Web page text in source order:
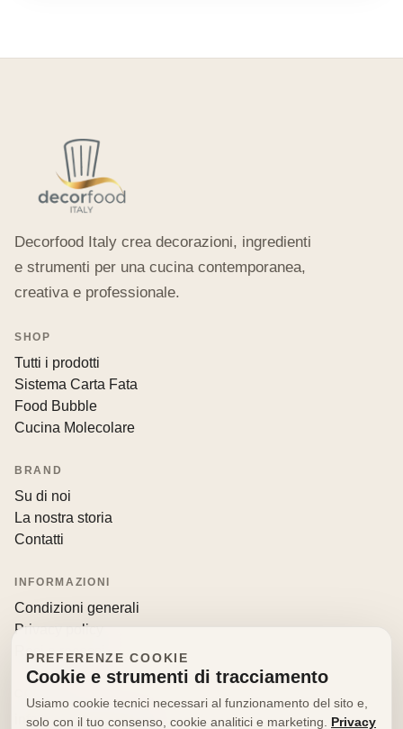
Decorfood Italy crea decorazioni, ingredienti
e strumenti per una cucina contemporanea,
creativa e professionale.
SHOP
Tutti i prodotti
Sistema Carta Fata
Food Bubble
Cucina Molecolare
BRAND
Su di noi
La nostra storia
Contatti
INFORMAZIONI
Condizioni generali
Privacy policy
Resi e recessi
info@decorfooditaly.it
PREFERENZE COOKIE
Cookie e strumenti di tracciamento
Usiamo cookie tecnici necessari al funzionamento del sito e,
solo con il tuo consenso, cookie analitici e marketing. Privacy